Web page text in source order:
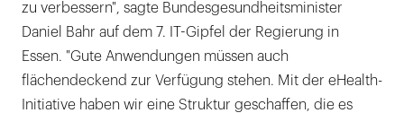
zu verbessern", sagte Bundesgesundheitsminister
Daniel Bahr auf dem 7. IT-Gipfel der Regierung in
Essen. "Gute Anwendungen müssen auch
flächendeckend zur Verfügung stehen. Mit der eHealth-
Initiative haben wir eine Struktur geschaffen, die es